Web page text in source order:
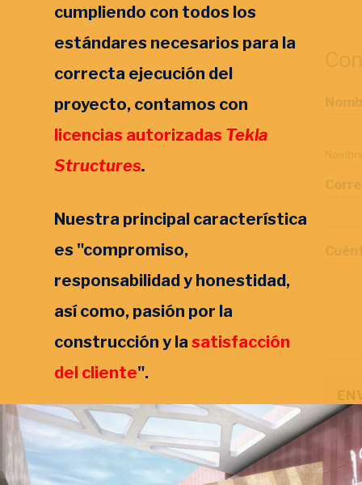
e
l
ó
o
p
r
c
ó
n
i
o
cumpliendo con todos los
estándares necesarios para la
correcta ejecución del
proyecto, contamos con
licencias autorizadas Tekla
Structures.
Nuestra principal característica
es "compromiso,
responsabilidad y honestidad,
así como, pasión por la
construcción y lasatisfacción
del cliente".